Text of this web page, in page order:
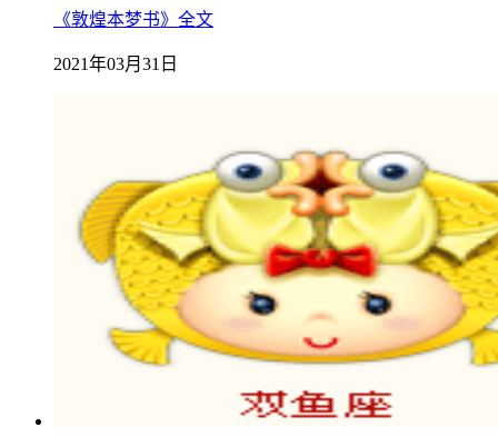
《敦煌本梦书》全文
2021年03月31日